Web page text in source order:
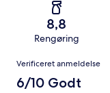
8,8
Rengøring
Anmeldelser
Verificeret anmeldelse
6/10 Godt